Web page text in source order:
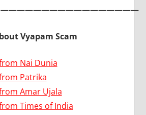
Vyapam Scam
Nai Dunia
Patrika
Amar Ujala
Times of India